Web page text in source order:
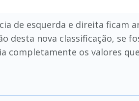
de esquerda e direita ficam
desta nova classificação, se
completamente os valores